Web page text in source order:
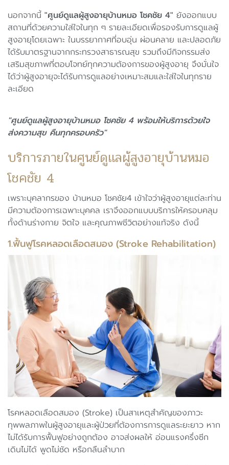
นอกจากนี้ "ศูนย์ดูแลผู้สูงอายุบ้านหมอ โชคชัย 4" ยังออกแบบ
สถานที่ด้วยความใส่ใจในทุก ๆ รายละเอียดเพื่อรองรับการดูแลผู้
สูงอายุโดยเฉพาะ ในบรรยากาศที่อบอุ่น ผ่อนคลาย และปลอดภัย
ได้รับมาตรฐานจากกระทรวงสาธารณสุข รวมถึงมีกิจกรรมส่ง
เสริมสุขภาพที่ตอบโจทย์ทุกความต้องการของผู้สูงอายุ จึงมั่นใจ
ได้ว่าผู้สูงอายุจะได้รับการดูแลอย่างเหมาะสมและใส่ใจในทุกราย
ละเอียด
"ศูนย์ดูแลผู้สูงอายุบ้านหมอ โชคชัย 4 พร้อมให้บริการด้วยใจ
ส่งความสุข คืนทุกครอบครัว"
บริการภายในศูนย์ดูแลผู้สูงอายุบ้านหมอ
โชคชัย 4
เพราะบุคลากรของ บ้านหมอ โชคชัย4 เข้าใจว่าผู้สูงอายุแต่ละท่าน
มีความต้องการเฉพาะบุคคล เราจึงออกแบบบริการให้ครอบคลุม
ทั้งด้านร่างกาย จิตใจ และคุณภาพชีวิตอย่างแท้จริง ดังนี้
1.ฟื้นฟูโรคหลอดเลือดสมอง (Stroke Rehabilitation)
โรคหลอดเลือดสมอง (Stroke) เป็นสาเหตุสำคัญของภาวะ
ทุพพลภาพในผู้สูงอายุและผู้ป่วยที่ต้องการการดูแลระยะยาว หาก
ไม่ได้รับการฟื้นฟูอย่างถูกต้อง อาจส่งผลให้ อ่อนแรงครึ่งซีก
เดินไม่ได้ พูดไม่ชัด หรือกลืนลำบาก